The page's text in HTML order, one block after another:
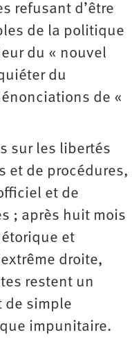
refusant d’être
de la politique
du « nouvel
du
de «
sur les libertés
et de procédures,
et de
; après huit mois
et
droite,
restent un
de simple
impunitaire.